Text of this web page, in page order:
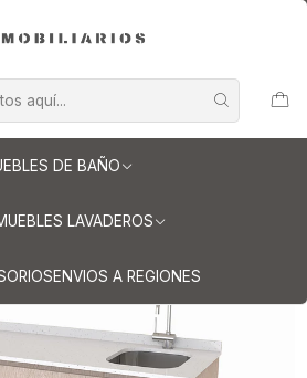
DE BAÑO
LAVADEROS
ENVIOS A REGIONES
con cubierta de Cuarzo
cubierta de cuarzo 150 cms
de 150 cm / Cuarzo blanco galaxys /